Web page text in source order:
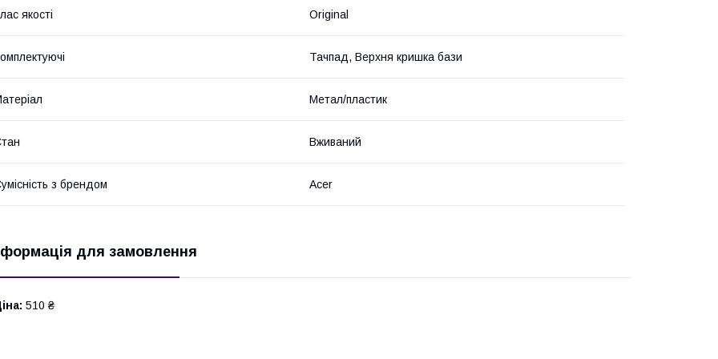
якості Original
Тачпад, Верхня кришка бази
Метал/пластик
Вживаний
з брендом Acer
для замовлення
510 ₴